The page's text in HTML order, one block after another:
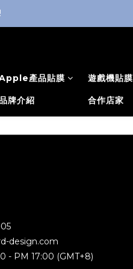
產品貼膜 遊戲機貼膜
牌介紹 合作店家
design.com
- PM 17:00 (GMT+8)